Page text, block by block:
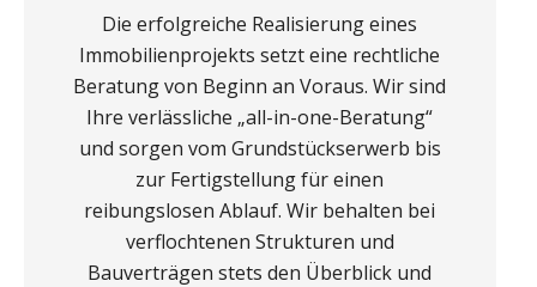
Die erfolgreiche Realisierung eines
Immobilienprojekts setzt eine rechtliche
Beratung von Beginn an Voraus. Wir sind
Ihre verlässliche „all-in-one-Beratung“
und sorgen vom Grundstückserwerb bis
zur Fertigstellung für einen
reibungslosen Ablauf. Wir behalten bei
verflochtenen Strukturen und
Bauverträgen stets den Überblick und